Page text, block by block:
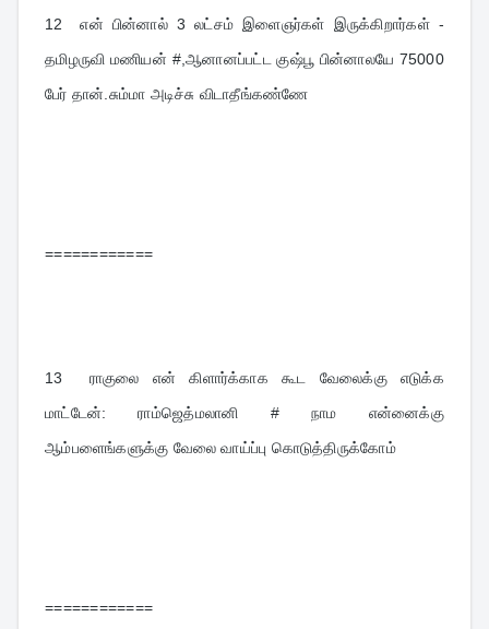
12 என் பின்னால் 3 லட்சம் இளைஞர்கள் இருக்கிறார்கள் -
தமிழருவி மணியன் #,ஆனானப்பட்ட குஷ்பூ பின்னாலயே 75000
பேர் தான்.சும்மா அடிச்சு விடாதீங்கண்ணே
============
13 ராகுலை என் கிளார்க்காக கூட வேலைக்கு எடுக்க
மாட்டேன்: ராம்ஜெத்மலானி # நாம என்னைக்கு
ஆம்பளைங்களுக்கு வேலை வாய்ப்பு கொடுத்திருக்கோம்
============